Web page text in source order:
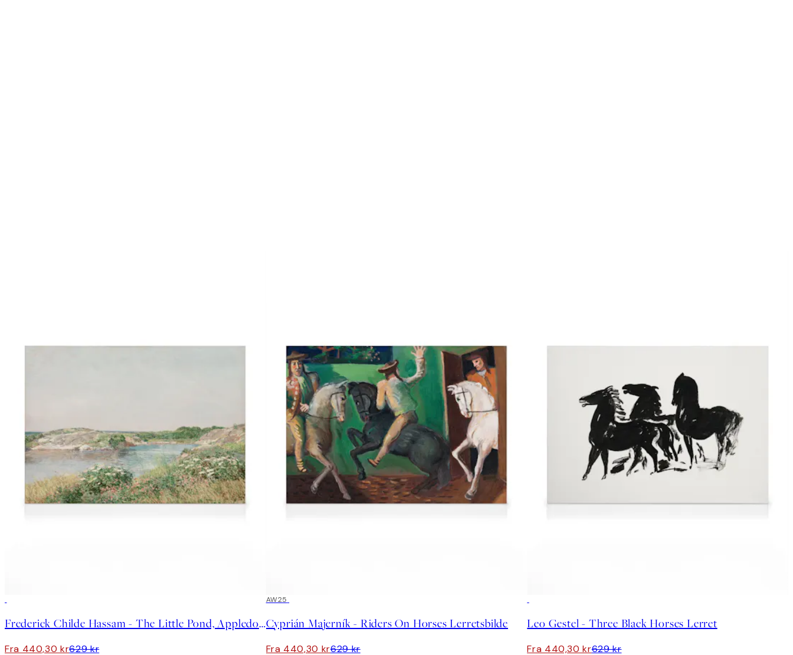
Frederick Childe Hassam - The Little Pond, Appledore Lerret
Fra 440,30 kr629 kr
30%*
AW25
Cyprián Majerník - Riders On Horses Lerretsbilde
Fra 440,30 kr629 kr
Leo Gestel - Three Black Horses Lerret
Fra 440,30 kr629 kr